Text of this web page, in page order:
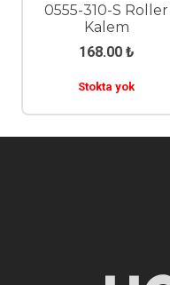
0555-310-S Roller
Kalem
168.00 ₺
Stokta yok